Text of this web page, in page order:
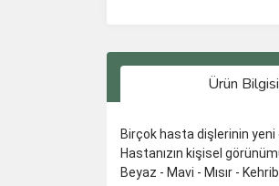
Ürün Bilgisi
Birçok hasta dişlerinin yeni
Hastanızın kişisel
Beyaz - Mavi - Mısır -